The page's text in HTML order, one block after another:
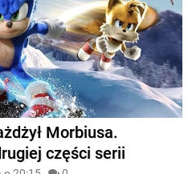
Morbiusa.
części serii